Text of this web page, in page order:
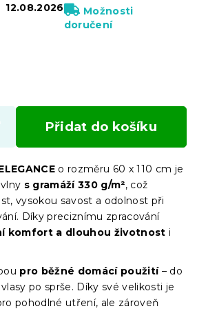
12.08.2026
Možnosti
doručení
Přidat do košíku
o rozměru 60 x 110 cm je
s gramáží 330 g/m², což
vysokou savost a odolnost při
Díky preciznímu zpracování
komfort a dlouhou životnost i
pro běžné domácí použití– do
po sprše. Díky své velikosti je
pohodlné utření, ale zároveň